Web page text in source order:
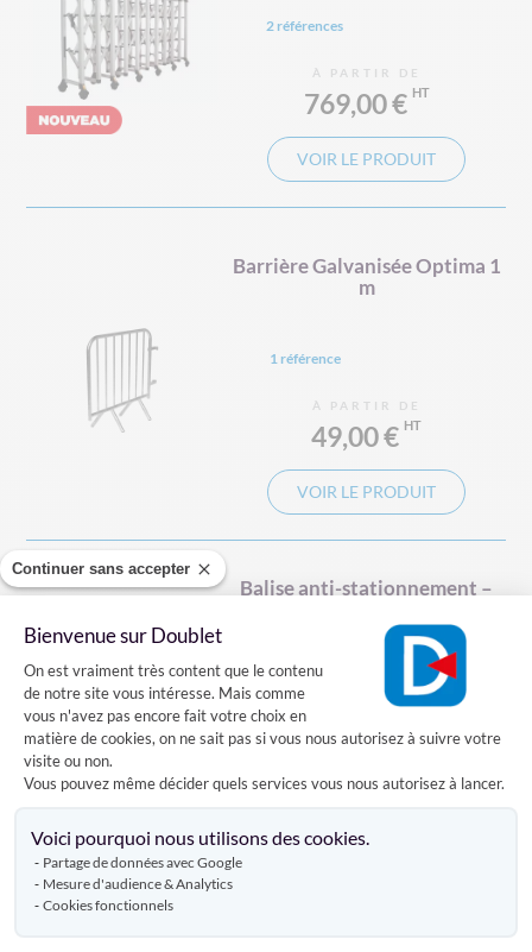
Continuer sans accepter
Bienvenue sur Doublet
Plateforme de Gestion du
On est vraiment très content que le contenu
de notre site vous intéresse. Mais comme
vous n'avez pas encore fait votre choix en
matière de cookies, on ne sait pas si vous nous autorisez à suivre votre
visite ou non.
Vous pouvez même décider quels services vous nous autorisez à lancer.
Voici pourquoi nous utilisons des cookies.
Partage de données avec Google
Mesure d'audience & Analytics
Cookies fonctionnels
2 références
À PARTIR DE
769,00 €
VOIR LE PRODUIT
Barrière Galvanisée Optima 1
m
1 référence
À PARTIR DE
49,00 €
VOIR LE PRODUIT
Balise anti-stationnement –
1 référence
À PARTIR DE